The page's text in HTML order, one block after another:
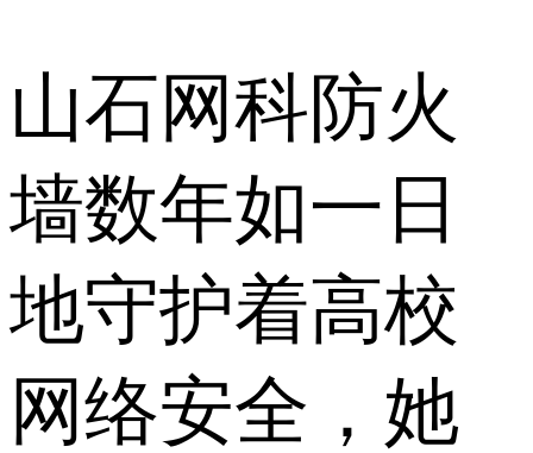
山石网科防火
墙数年如一日
地守护着高校
网络安全，她